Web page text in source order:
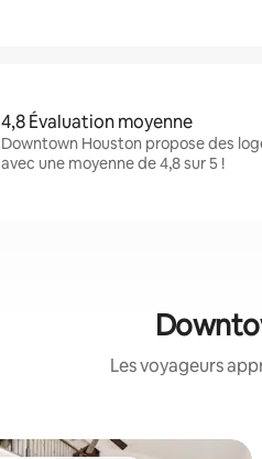
4,8 Évaluation moyenne
Downtown Houston propose des
avec une moyenne de 4,8 sur 5 !
Les voyageurs